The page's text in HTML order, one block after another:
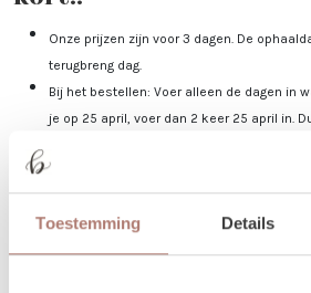
Toestemming Details
Onze prijzen zijn voor 3 dagen. De
terugbreng dag.
Bij het bestellen: Voer alleen de dagen in
je op 25 april, voer dan 2 keer 25 april in.
Je kunt de items laten bezorgen of zelf in
De dag voor je event kun je de items
na je event mag het weer terugbrengen, of
jouw bezorgdag/terugbreng dag in het